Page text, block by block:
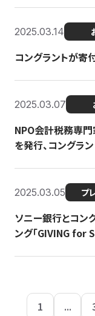
2025.03.14
コングラントが寄
2025.03.07
NPO会計税務専門
を発行、コングラ
2025.03.05 プ
ソニー銀行とコン
ング「GIVING for
1 ...